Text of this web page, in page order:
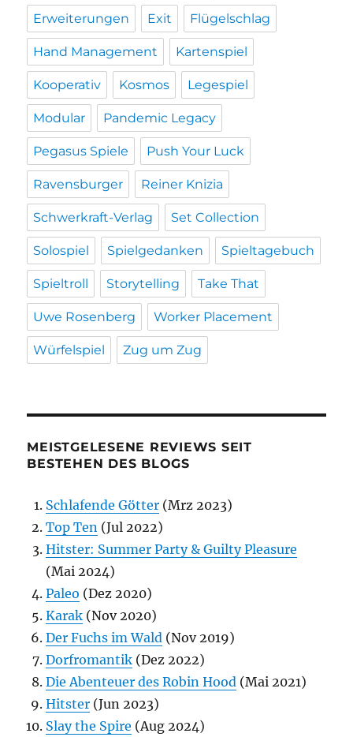
Erweiterungen Exit Flügelschlag
Hand Management Kartenspiel
Kooperativ Kosmos Legespiel
Modular Pandemic Legacy
Pegasus Spiele Push Your Luck
Ravensburger Reiner Knizia
Schwerkraft-Verlag Set Collection
Solospiel Spielgedanken Spieltagebuch
Spieltroll Storytelling Take That
Uwe Rosenberg Worker Placement
Würfelspiel Zug um Zug
MEISTGELESENE REVIEWS SEIT
BESTEHEN DES BLOGS
Schlafende Götter (Mrz 2023)
Top Ten (Jul 2022)
Hitster: Summer Party & Guilty Pleasure
(Mai 2024)
Paleo (Dez 2020)
Karak (Nov 2020)
Der Fuchs im Wald (Nov 2019)
Dorfromantik (Dez 2022)
Die Abenteuer des Robin Hood (Mai 2021)
Hitster (Jun 2023)
Slay the Spire (Aug 2024)